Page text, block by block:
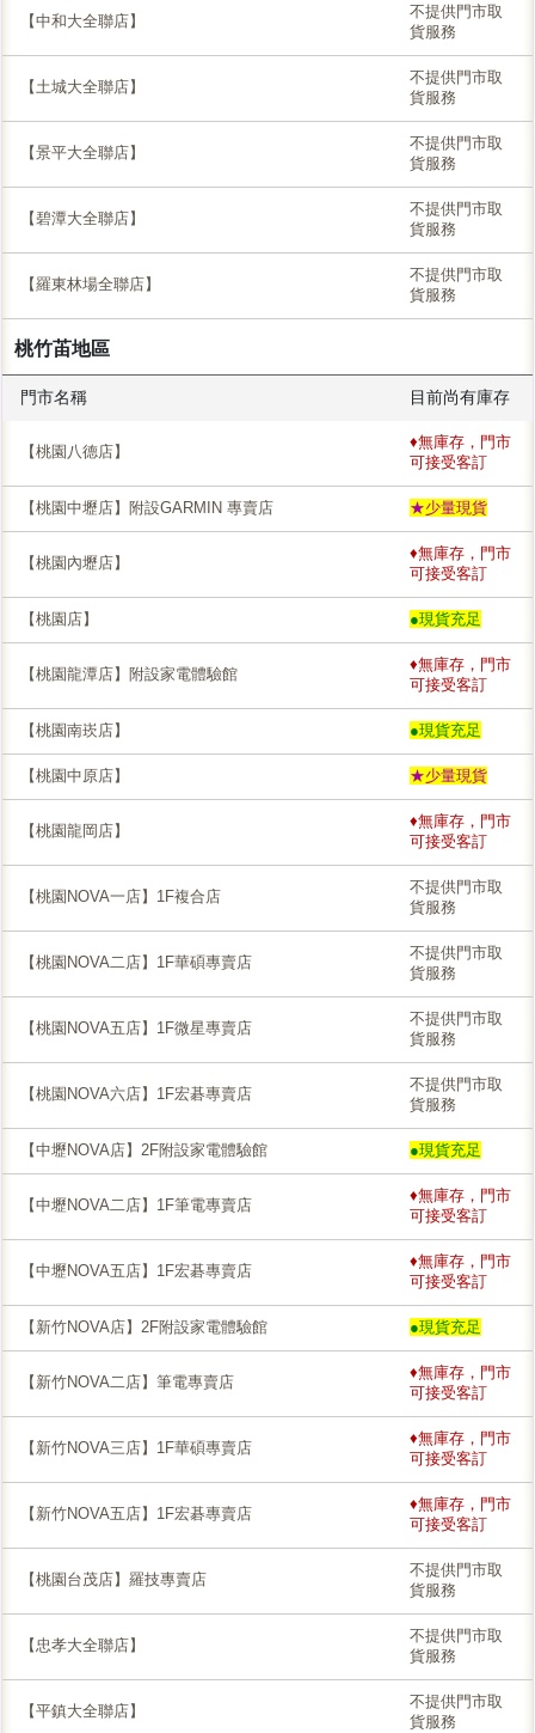
【中和大全聯店】
不提供門市取
貨服務
【土城大全聯店】
不提供門市取
貨服務
【景平大全聯店】
不提供門市取
貨服務
【碧潭大全聯店】
不提供門市取
貨服務
【羅東林場全聯店】
不提供門市取
貨服務
桃竹苖地區
門市名稱 目前尚有庫存
【桃園八德店】
♦無庫存，門市
可接受客訂
【桃園中壢店】附設GARMIN 專賣店 ★少量現貨
【桃園內壢店】
♦無庫存，門市
可接受客訂
【桃園店】 ●現貨充足
【桃園龍潭店】附設家電體驗館
♦無庫存，門市
可接受客訂
【桃園南崁店】 ●現貨充足
【桃園中原店】 ★少量現貨
【桃園龍岡店】
♦無庫存，門市
可接受客訂
【桃園NOVA一店】1F複合店
不提供門市取
貨服務
【桃園NOVA二店】1F華碩專賣店
不提供門市取
貨服務
【桃園NOVA五店】1F微星專賣店
不提供門市取
貨服務
【桃園NOVA六店】1F宏碁專賣店
不提供門市取
貨服務
【中壢NOVA店】2F附設家電體驗館 ●現貨充足
【中壢NOVA二店】1F筆電專賣店
♦無庫存，門市
可接受客訂
【中壢NOVA五店】1F宏碁專賣店
♦無庫存，門市
可接受客訂
【新竹NOVA店】2F附設家電體驗館 ●現貨充足
【新竹NOVA二店】筆電專賣店
♦無庫存，門市
可接受客訂
【新竹NOVA三店】1F華碩專賣店
♦無庫存，門市
可接受客訂
【新竹NOVA五店】1F宏碁專賣店
♦無庫存，門市
可接受客訂
【桃園台茂店】羅技專賣店
不提供門市取
貨服務
【忠孝大全聯店】
不提供門市取
貨服務
【平鎮大全聯店】
不提供門市取
貨服務